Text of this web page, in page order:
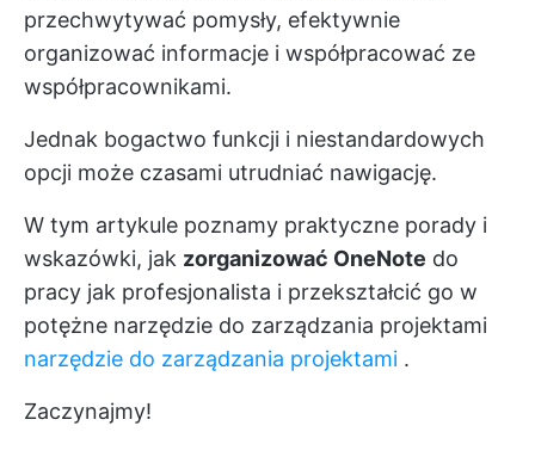
przechwytywać pomysły, efektywnie
organizować informacje i współpracować ze
współpracownikami.
Jednak bogactwo funkcji i niestandardowych
opcji może czasami utrudniać nawigację.
W tym artykule poznamy praktyczne porady i
wskazówki, jak zorganizować OneNote do
pracy jak profesjonalista i przekształcić go w
potężne narzędzie do zarządzania projektami
narzędzie do zarządzania projektami .
Zaczynajmy!